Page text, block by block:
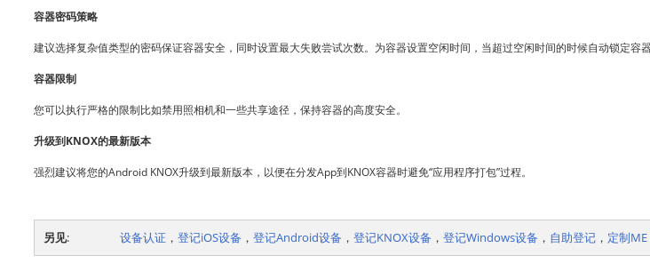
容器密码策略
建议选择复杂值类型的密码保证容器安全，同时设置最大失败尝试次数。为容器设置空闲时间，当超过空闲时间的时候自动锁定容
容器限制
您可以执行严格的限制比如禁用照相机和一些共享途径，保持容器的高度安全。
升级到KNOX的最新版本
强烈建议将您的Android KNOX升级到最新版本，以便在分发App到KNOX容器时避免“应用程序打包”过程。
另见: 设备认证 ， 登记iOS设备 ， 登记Android设备 ， 登记KNOX设备 ， 登记Windows设备 ， 自助登记 ， 定制